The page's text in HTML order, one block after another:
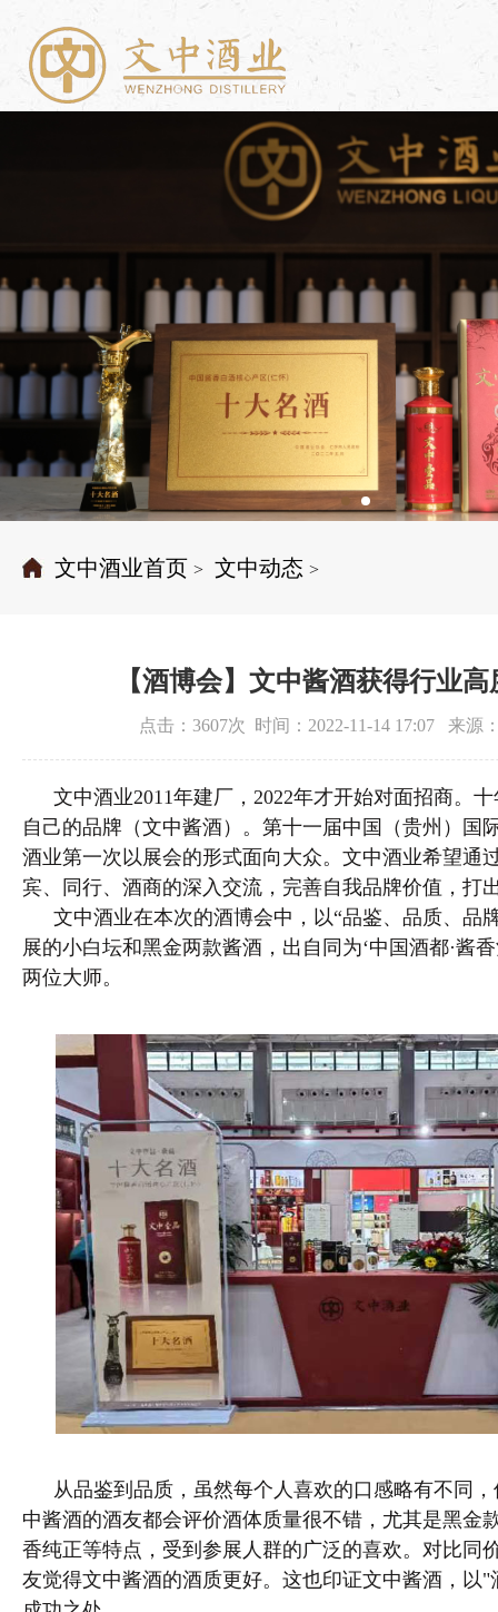
文中酒业首页 > 文中动态 >
【酒博会】文中酱酒获得行业
点击：3607次 时间：2022-11-14 17:07 来源
文中酒业2011年建厂，2022年才开始对面招商。
自己的品牌（文中酱酒）。第十一届中国（贵州）国
酒业第一次以展会的形式面向大众。文中酒业希望通
宾、同行、酒商的深入交流，完善自我品牌价值，打
文中酒业在本次的酒博会中，以“品鉴、品质、品
展的小白坛和黑金两款酱酒，出自同为‘中国酒都·酱
两位大师。
从品鉴到品质，虽然每个人喜欢的口感略有不同
中酱酒的酒友都会评价酒体质量很不错，尤其是黑金
香纯正等特点，受到参展人群的广泛的喜欢。对比同
友觉得文中酱酒的酒质更好。这也印证文中酱酒，以